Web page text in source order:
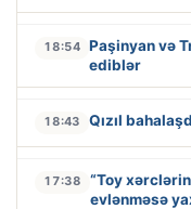
18:54 Paşinyan və
ediblər
18:43 Qızıl
17:38
“Toy
evlənməsə